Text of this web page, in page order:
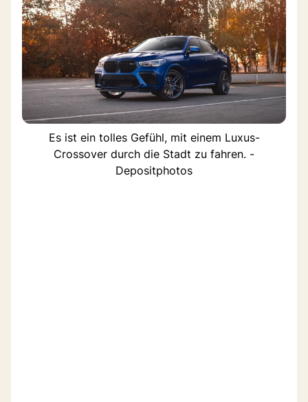
Es ist ein tolles Gefühl, mit einem Luxus-
Crossover durch die Stadt zu fahren. -
Depositphotos